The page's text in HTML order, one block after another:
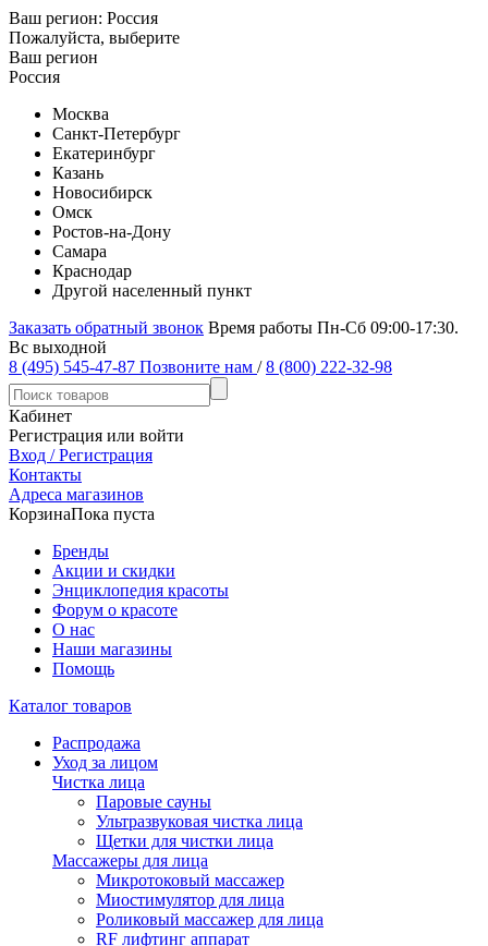
Ваш регион: Россия
Пожалуйста, выберите
Ваш регион
Россия
Москва
Санкт-Петербург
Екатеринбург
Казань
Новосибирск
Омск
Ростов-на-Дону
Самара
Краснодар
Другой населенный пункт
Заказать обратный звонок Время работы Пн-Сб 09:00-17:30.
Вс выходной
8 (495) 545-47-87 Позвоните нам / 8 (800) 222-32-98
Кабинет
Регистрация или войти
Вход / Регистрация
Контакты
Адреса магазинов
КорзинаПока пуста
Бренды
Акции и скидки
Энциклопедия красоты
Форум о красоте
О нас
Наши магазины
Помощь
Каталог товаров
Распродажа
Уход за лицом
Чистка лица
Паровые сауны
Ультразвуковая чистка лица
Щетки для чистки лица
Массажеры для лица
Микротоковый массажер
Миостимулятор для лица
Роликовый массажер для лица
RF лифтинг аппарат